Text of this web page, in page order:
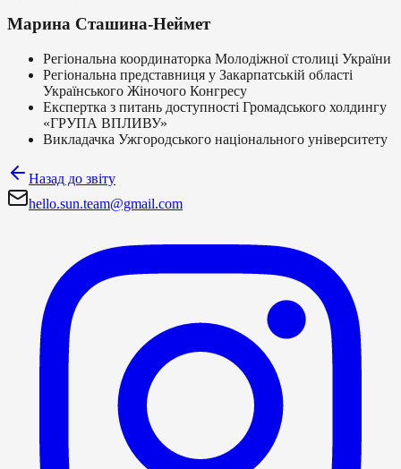
Марина Сташина-Неймет
Регіональна координаторка Молодіжної столиці України
Регіональна представниця у Закарпатській області
Українського Жіночого Конгресу
Експертка з питань доступності Громадського холдингу
«ГРУПА ВПЛИВУ»
Викладачка Ужгородського національного університету
Назад до звіту
hello.sun.team@gmail.com